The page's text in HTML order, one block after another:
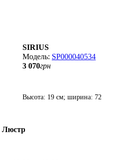
SIRIUS
SP000040534
3 070грн
Высота: 19 см; ширина: 72
Люстр